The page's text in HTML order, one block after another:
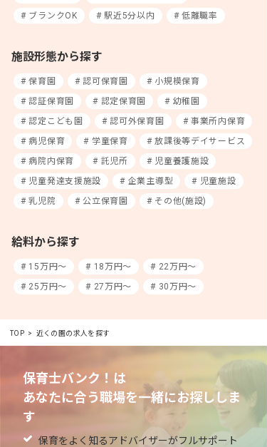
ブランクOK
駅近5分以内 低離職率
施設形態から探す
保育園 認可保育園
小規模保育
認証保育園
認定保育園
幼稚園
認定こども園
認可外保育園
事業所内保育
病児保育
学童保育
放課後等デイサービス
病院内保育
託児所
児童養護施設
児童発達支援施設
企業主導型
児童施設
乳児院
公立保育園 その他(施設)
給料から探す
15万円〜 18万円〜
22万円〜
25万円〜
27万円〜 30万円〜
TOP 近くの園の求人を探す
保育士バンク！は
あなたに合う職場を一緒にお探ししま
す
保育をよく知るアドバイザーがフルサポート